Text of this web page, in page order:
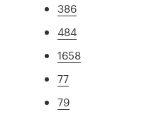
386
484
1658
77
79